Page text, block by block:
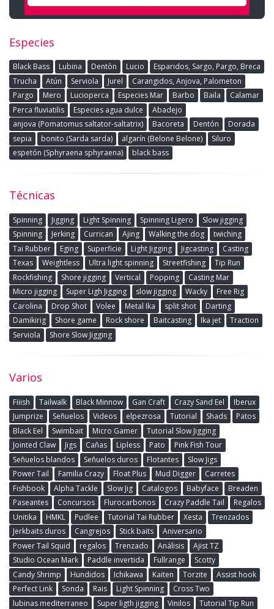
Especies
Black Bass Lubina Dentòn Lucio
Esparidos, Sargo, Pargo, Breca
Trucha
Atún Serviola Jurel
Carangidos, Anjova, Palometon
Pargo
Mero Lucioperca Especies Mar Barbo Baila
Calamar
Perca fluviatilis
Especies agua dulce
Abadejo
anjova (Pomatomus saltator-saltatrix)
Bacoreta Dentón
Dorada
sepia
bonito (Sarda sarda) algarín (Belone Belone)
Siluro
espetón (Sphyraena sphyraena)
black bass
Técnicas
Spinning Jigging Light Spinning Spinning Ligero
Slow jigging
Spinning
Jerking Currican Ajing Walking the dog
twiching
Tai Rubber
Eging Superficie Light Jigging Jigcasting
Casting
Texas
Weightless Ultra light spinning Streetfishing
Tip Run
Rockfishing
Shore jigging Vertical Popping
Casting Mar
Micro jigging
Super Ligh Jigging slow jigging Wacky
Free Rig
Carolina
Drop Shot Volee Metal Ika split shot
Darting
Damikirig
Shore game Rock shore Baitcasting Ika jet
Traction
Serviola
Shore Slow Jigging
Varios
Fiiish Tailwalk Black Minnow Gan Craft Crazy Sand Eel
Iberux
Jumprize
Señuelos Videos elpezrosa Tutorial Shads
Patos
Black Eel
Swimbait Micro Gamer
Tutorial Slow Jigging
Jointed Claw
Jigs Cañas Lipless Pato
Pink Fish Tour
Señuelos blandos
Señuelos duros Flotantes
Slow Jigs
Power Tail
Familia Crazy Float Plus Mud Digger
Carretes
Fishbook
Alpha Tackle Slow Jig Catalogos Babyface
Breaden
Paseantes
Concursos Flurocarbonos Crazy Paddle Tail
Regalos
Unitika
HMKL Pudlee Tutorial Tai Rubber Xesta
Trenzados
Jerkbaits duros
Cangrejos Stick baits
Aniversario
Power Tail Squid
regalos Trenzado Análisis
Ajist TZ
Studio Ocean Mark
Paddle invertida Fullrange
Scotty
Candy Shrimp
Hundidos Ichikawa Kaiten Torzite
Assist hook
Perfect Link
Sonda Rais Light Spinning
Cross Two
lubinas mediterraneo
Super ligth jigging Vinilos
Tutorial Tip Run